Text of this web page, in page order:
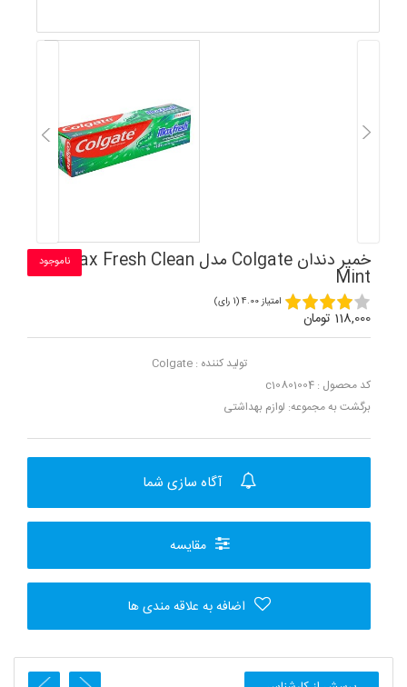
خمیر دندان Colgate مدل Max Fresh Clean
Mint
ناموجود
امتیاز 4.00 (1 رای)
118,000 تومان
تولید کننده : Colgate
کد محصول : c10801004
برگشت به مجموعه: لوازم بهداشتی
آگاه سازی شما
مقایسه
اضافه به علاقه مندی ها